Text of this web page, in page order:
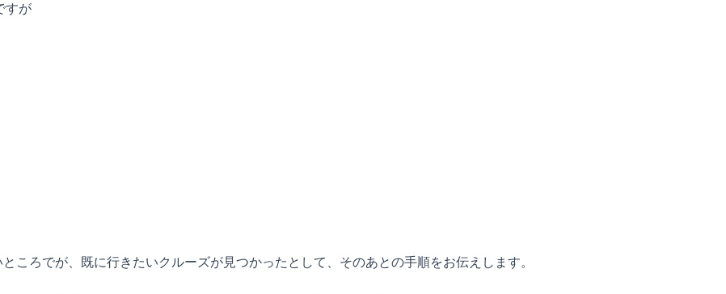
すが
ころでが、既に行きたいクルーズが見つかったとして、そのあとの手順をお伝えします。